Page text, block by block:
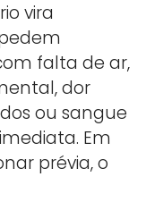
vira
falta de ar,
dor
ou sangue
Em
prévia, o